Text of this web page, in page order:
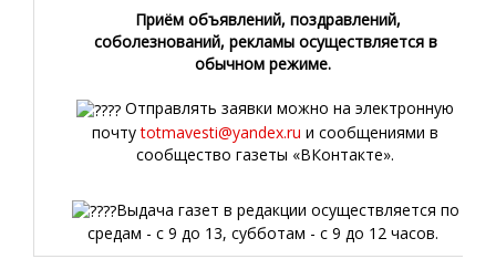
Приём объявлений, поздравлений,
соболезнований, рекламы осуществляется в
обычном режиме.
Отправлять заявки можно на электронную
почтуtotmavesti@yandex.ru и сообщениями в
сообщество газеты «ВКонтакте».
Выдача газет в редакции осуществляется по
средам - с 9 до 13, субботам - с 9 до 12 часов.